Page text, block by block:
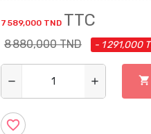
7 589,000 TND TTC
8 880,000 TND - 1 291,000
remove add shopping_cart
favorite_border